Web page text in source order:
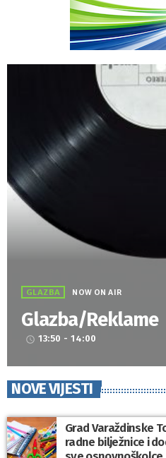
GLAZBA NOW ON AIR
Glazba/Reklame
access_time 13:50 - 14:00
NOVE VIJESTI
Grad Varaždinske
radne bilježnice i